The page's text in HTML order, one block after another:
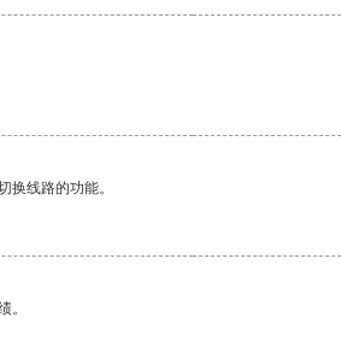
换线路的功能。
。